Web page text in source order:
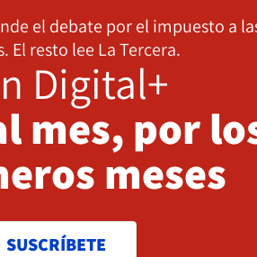
el debate por el impuesto a
El resto lee La Tercera.
Digital+
mes, por
meses
SUSCRÍBETE